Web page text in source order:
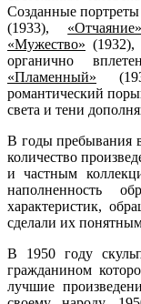
Созданные
(1933), «Отчаяние»
«Мужество» (1932),
органично
«Пламенный»
романтический
света и тени
В годы пребывания
количество
и частным
наполненность
характеристик,
сделали их
В 1950 году
гражданином
лучшие